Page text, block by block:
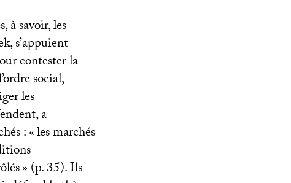
à savoir, les
s’appuient
contester la
social,
les
a
: «les marchés
» (p. 35). Ils